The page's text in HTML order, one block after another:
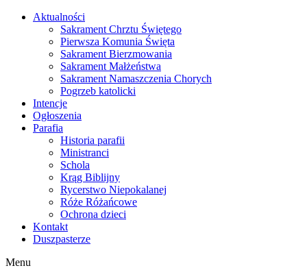
Skip
Aktualności
Sakrament Chrztu Świętego
Pierwsza Komunia Święta
Sakrament Bierzmowania
Sakrament Małżeństwa
Sakrament Namaszczenia Chorych
Pogrzeb katolicki
Intencje
Ogłoszenia
Parafia
Historia parafii
Ministranci
Schola
Krąg Biblijny
Rycerstwo Niepokalanej
Róże Różańcowe
Ochrona dzieci
Kontakt
Duszpasterze
Menu